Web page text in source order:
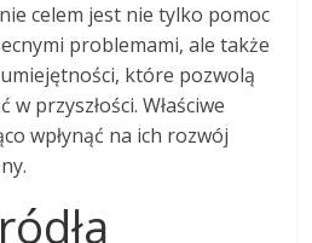
celem jest nie tylko pomoc
problemami, ale także
które pozwolą
przyszłości. Właściwe
wpłynąć na ich rozwój